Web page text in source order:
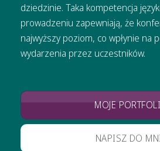
dziedzinie. Taka kompetencja
prowadzeniu zapewniają, że
najwyższy poziom, co wpłynie na
wydarzenia przez uczestników.
MOJE
NAPISZ DO